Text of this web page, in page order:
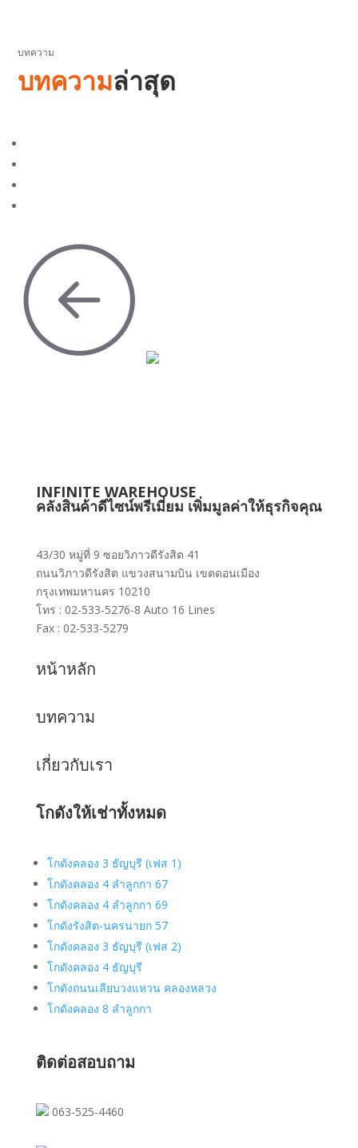
บทความ
บทความล่าสุด
INFINITE WAREHOUSE
คลังสินค้าดีไซน์พรีเมี่ยม เพิ่มมูลค่าให้ธุรกิจคุณ
43/30 หมู่ที่ 9 ซอยวิภาวดีรังสิต 41
ถนนวิภาวดีรังสิต แขวงสนามบิน เขตดอนเมือง
กรุงเทพมหานคร 10210
โทร : 02-533-5276-8 Auto 16 Lines
Fax : 02-533-5279
หน้าหลัก
บทความ
เกี่ยวกับเรา
โกดังให้เช่าทั้งหมด
โกดังคลอง 3 ธัญบุรี (เฟส 1)
โกดังคลอง 4 ลำลูกกา 67
โกดังคลอง 4 ลำลูกกา 69
โกดังรังสิต-นครนายก 57
โกดังคลอง 3 ธัญบุรี (เฟส 2)
โกดังคลอง 4 ธัญบุรี
โกดังถนนเลียบวงแหวน คลองหลวง
โกดังคลอง 8 ลำลูกกา
ติดต่อสอบถาม
063-525-4460